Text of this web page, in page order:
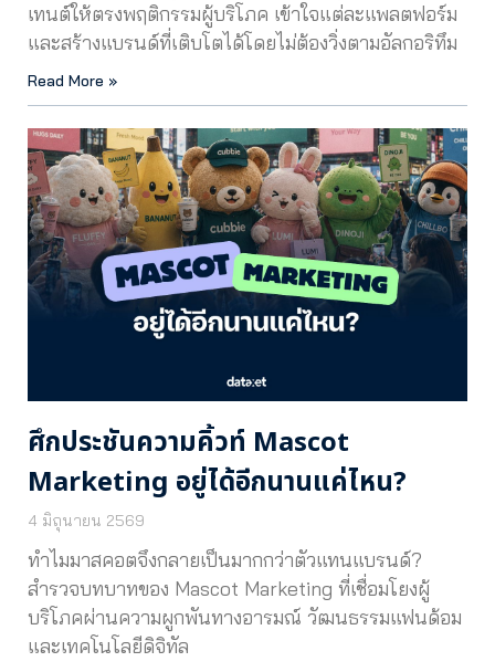
เทนต์ให้ตรงพฤติกรรมผู้บริโภค เข้าใจแต่ละแพลตฟอร์ม
และสร้างแบรนด์ที่เติบโตได้โดยไม่ต้องวิ่งตามอัลกอริทึม
Read More »
ศึกประชันความคิ้วท์ Mascot
Marketing อยู่ได้อีกนานแค่ไหน?
4 มิถุนายน 2569
ทำไมมาสคอตจึงกลายเป็นมากกว่าตัวแทนแบรนด์?
สำรวจบทบาทของ Mascot Marketing ที่เชื่อมโยงผู้
บริโภคผ่านความผูกพันทางอารมณ์ วัฒนธรรมแฟนด้อม
และเทคโนโลยีดิจิทัล